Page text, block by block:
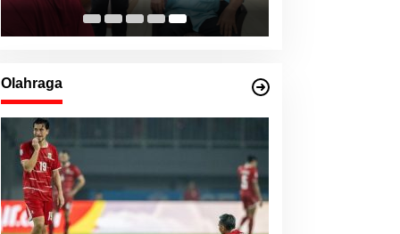
dari Berbagai Daerah di Maluku
Olahraga